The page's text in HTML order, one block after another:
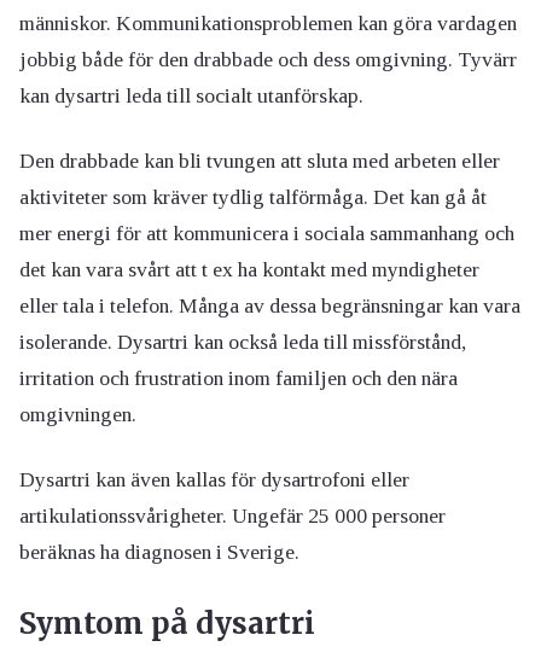
människor. Kommunikationsproblemen kan göra vardagen
jobbig både för den drabbade och dess omgivning. Tyvärr
kan dysartri leda till socialt utanförskap.
Den drabbade kan bli tvungen att sluta med arbeten eller
aktiviteter som kräver tydlig talförmåga. Det kan gå åt
mer energi för att kommunicera i sociala sammanhang och
det kan vara svårt att t ex ha kontakt med myndigheter
eller tala i telefon. Många av dessa begränsningar kan vara
isolerande. Dysartri kan också leda till missförstånd,
irritation och frustration inom familjen och den nära
omgivningen.
Dysartri kan även kallas för dysartrofoni eller
artikulationssvårigheter. Ungefär 25 000 personer
beräknas ha diagnosen i Sverige.
Symtom på dysartri